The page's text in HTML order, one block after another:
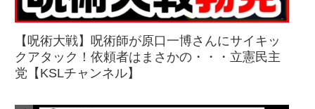
【呪術大戦】呪術師が原口一博さんにサイキッ
クアタック！依頼者はまさかの・・・立憲民主
党【KSLチャンネル】